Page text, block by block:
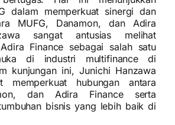
dalam memperkuat sinergi dan
MUFG, Danamon, dan Adira
sangat antusias melihat
Finance sebagai salah satu
di industri multifinance di
kunjungan ini, Junichi Hanzawa
memperkuat hubungan antara
dan Adira Finance serta
bisnis yang lebih baik di